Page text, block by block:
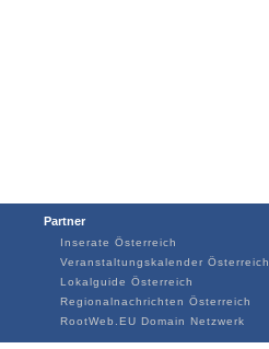
Partner
Inserate Österreich
Veranstaltungskalender Österreich
Lokalguide Österreich
Regionalnachrichten Österreich
RootWeb.EU Domain Netzwerk